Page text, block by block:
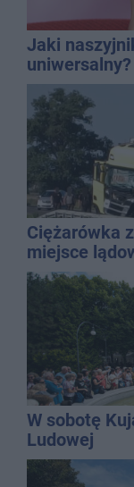
Jaki
wielu
Ciężarówka
miejsce
W sobotę
Ludowej